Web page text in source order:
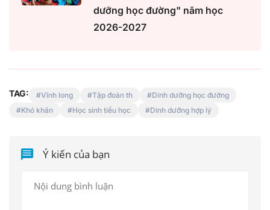
dưỡng học đường" năm học
2026-2027
TAG: Vĩnh long Tập đoàn th
Dinh dưỡng học đường
Khó khăn
Học sinh tiểu học Dinh dưỡng hợp lý
Ý kiến của bạn